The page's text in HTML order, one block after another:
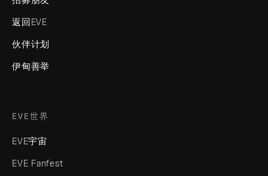
返回EVE
伙伴计划
伊甸善举
EVE世界
EVE宇宙
EVE Fanfest